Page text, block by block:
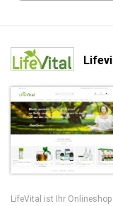
LifeVital ist Ihr